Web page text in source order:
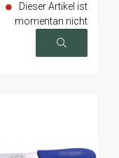
Dieser Artikel ist
momentan nicht
verfügbar